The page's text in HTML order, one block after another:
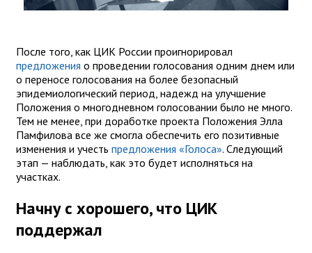
После того, как ЦИК России проигнорировал
предложения о проведении голосования одним днем или
о переносе голосования на более безопасный
эпидемиологический период, надежд на улучшение
Положения о многодневном голосовании было не много.
Тем не менее, при доработке проекта Положения Элла
Памфилова все же смогла обеспечить его позитивные
изменения и учесть предложения «Голоса». Следующий
этап — наблюдать, как это будет исполняться на
участках.
Начну с хорошего, что ЦИК
поддержал